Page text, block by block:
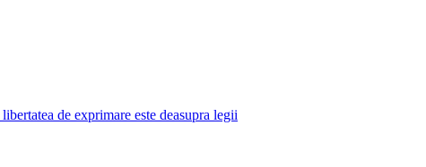
de exprimare este deasupra legii